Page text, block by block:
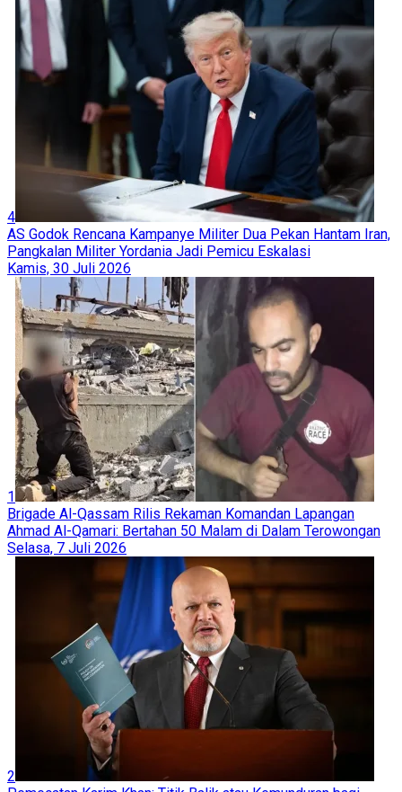
4
AS Godok Rencana Kampanye Militer Dua Pekan Hantam Iran,
Pangkalan Militer Yordania Jadi Pemicu Eskalasi
Kamis, 30 Juli 2026
1
Brigade Al-Qassam Rilis Rekaman Komandan Lapangan
Ahmad Al-Qamari: Bertahan 50 Malam di Dalam Terowongan
Selasa, 7 Juli 2026
2